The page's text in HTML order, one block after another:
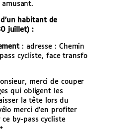
amusant.
d’un habitant de
juillet) :
: adresse : Chemin
cycliste, face transfo
merci de couper
qui obligent les
la tête lors du
merci d’en profiter
ce by-pass cycliste